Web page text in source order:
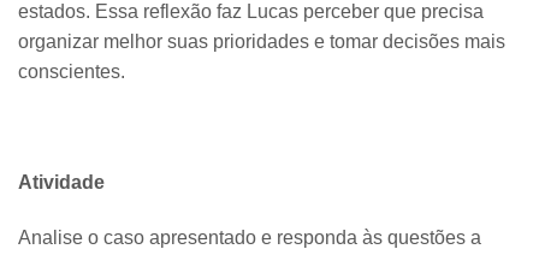
estados. Essa reflexão faz Lucas perceber que precisa
organizar melhor suas prioridades e tomar decisões mais
conscientes.
Atividade
Analise o caso apresentado e responda às questões a